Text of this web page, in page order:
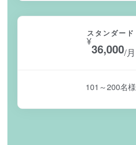
スタンダード
¥
36,000/月
101～200名様